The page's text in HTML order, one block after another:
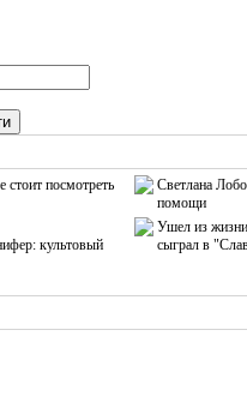
стоит посмотреть
культовый
Светлана
помощи
Ушел из жизни
сыграл в